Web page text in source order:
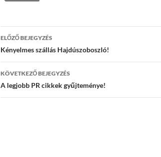
Bejegyzés
navigáció
ELŐZŐ BEJEGYZÉS
Kényelmes szállás Hajdúszoboszló!
KÖVETKEZŐ BEJEGYZÉS
A legjobb PR cikkek gyűjteménye!